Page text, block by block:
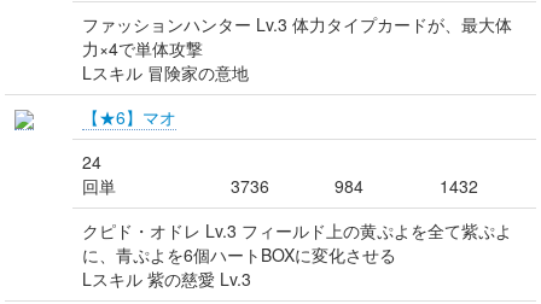
ファッションハンター Lv.3 体力タイプカードが、最大体
力×4で単体攻撃
Lスキル 冒険家の意地
【★6】マオ
24
回単
3736 984
1432
クピド・オドレ Lv.3 フィールド上の黄ぷよを全て紫ぷよ
に、青ぷよを6個ハートBOXに変化させる
Lスキル 紫の慈愛 Lv.3